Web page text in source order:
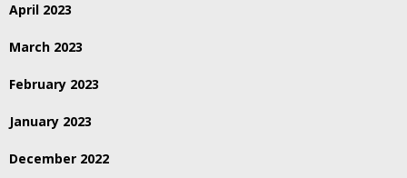
April 2023
March 2023
February 2023
January 2023
December 2022